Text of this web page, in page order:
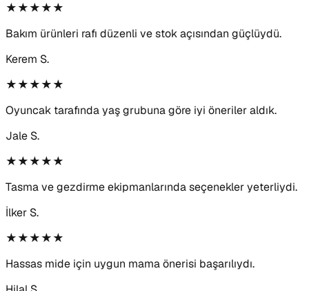
★★★★★
Bakım ürünleri rafı düzenli ve stok açısından güçlüydü.
Kerem S.
★★★★★
Oyuncak tarafında yaş grubuna göre iyi öneriler aldık.
Jale S.
★★★★★
Tasma ve gezdirme ekipmanlarında seçenekler yeterliydi.
İlker S.
★★★★★
Hassas mide için uygun mama önerisi başarılıydı.